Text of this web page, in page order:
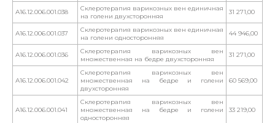
А16.12.006.001.038
Склеротерапия варикозных вен единичная
на голени двухсторонняя
31 271,00
А16.12.006.001.037
Склеротерапия варикозных вен единичная
на голени односторонняя
44 946,00
А16.12.006.001.036
Склеротерапия варикозных вен
множественная на бедре двухсторонняя
31 271,00
А16.12.006.001.042
Склеротерапия варикозных вен
множественная на бедре и голени
двухсторонняя
60 569,00
А16.12.006.001.041
Склеротерапия варикозных вен
множественная на бедре и голени
односторонняя
33 219,00